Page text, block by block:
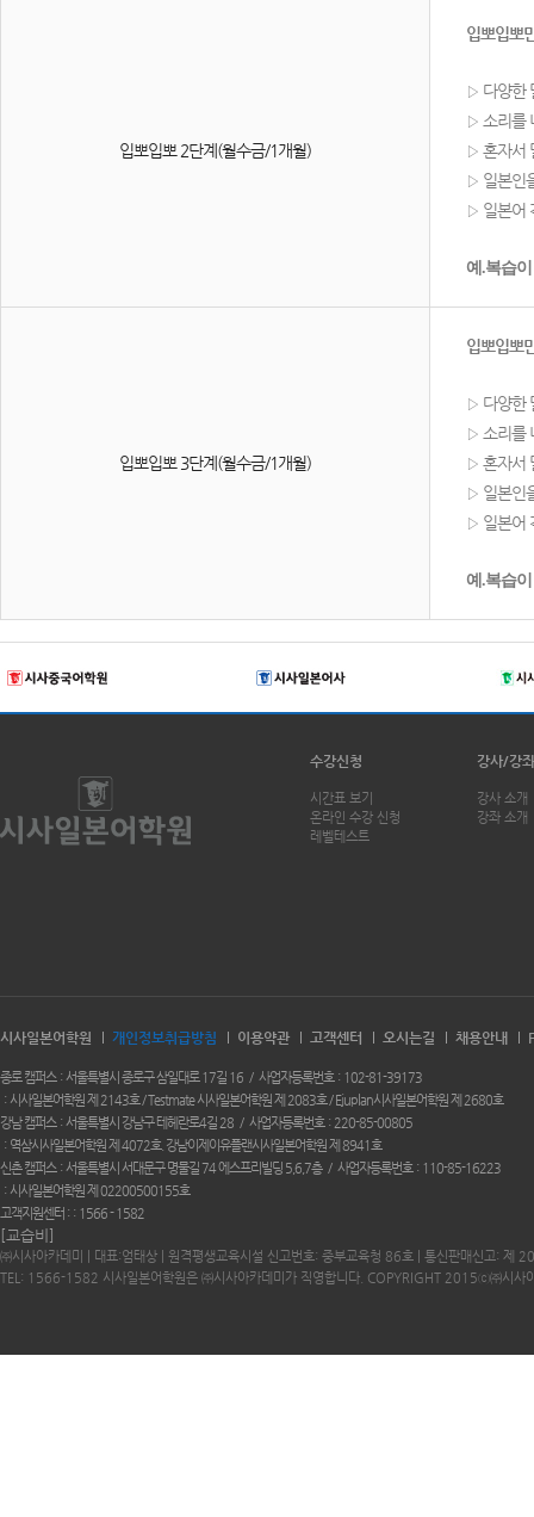
입뽀입뽀 2단계(월수금/1개월)
입뽀입뽀
▷ 다양한
▷ 소리를
▷ 혼자서
▷ 일본인
▷ 일본어
예.복습
입뽀입뽀 3단계(월수금/1개월)
입뽀입뽀
▷ 다양한
▷ 소리를
▷ 혼자서
▷ 일본인
▷ 일본어
예.복습
수강신청
시간표 보기
온라인 수강 신청
레벨테스트
강사/강좌
강사 소개
강좌 소개
시사일본어학원 개인정보취급방침 이용약관 고객센터 오시는길 채용안내
종로 캠퍼스 서울특별시 종로구 삼일대로 17길 16 사업자등록번호
102-81-39173
시사일본어학원 제 2143호 / Testmate 시사일본어학원 제 2083호 / Ejuplan시사일본어학원 제 2680호
강남 캠퍼스
서울특별시 강남구 테헤란로4길 28 사업자등록번호
220-85-00805
역삼시사일본어학원 제 4072호. 강남이제이유플랜시사일본어학원 제 8941호
신촌 캠퍼스
서울특별시 서대문구 명물길 74 에스프리빌딩 5,6,7층 사업자등록번호
110-85-16223
시사일본어학원 제 02200500155호
고객지원센터 :
1566 - 1582
[교습비]
㈜시사아카데미 | 대표:엄태상 | 원격평생교육시설 신고번호: 중부교육청 86호 | 통신판매신고: 제
TEL: 1566-1582 시사일본어학원은 ㈜시사아카데미가 직영합니다. COPYRIGHT 2015ⓒ㈜시사